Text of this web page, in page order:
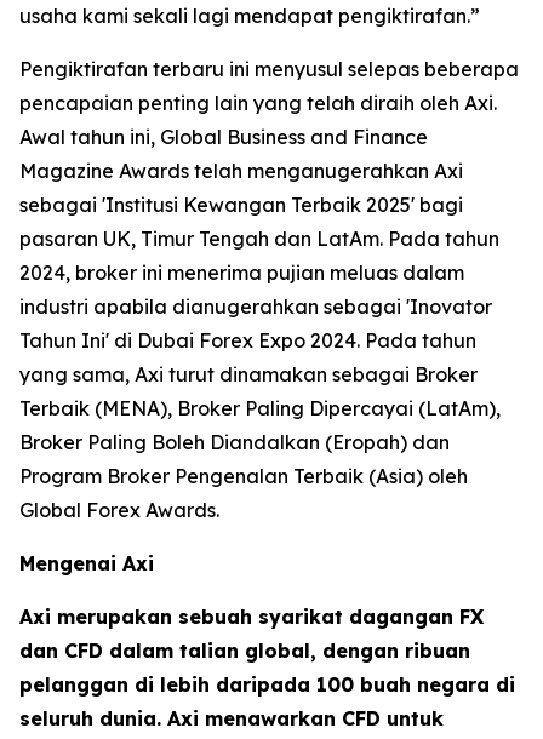
usaha kami sekali lagi mendapat pengiktirafan.”
Pengiktirafan terbaru ini menyusul selepas beberapa
pencapaian penting lain yang telah diraih oleh Axi.
Awal tahun ini, Global Business and Finance
Magazine Awards telah menganugerahkan Axi
sebagai 'Institusi Kewangan Terbaik 2025' bagi
pasaran UK, Timur Tengah dan LatAm. Pada tahun
2024, broker ini menerima pujian meluas dalam
industri apabila dianugerahkan sebagai 'Inovator
Tahun Ini' di Dubai Forex Expo 2024. Pada tahun
yang sama, Axi turut dinamakan sebagai Broker
Terbaik (MENA), Broker Paling Dipercayai (LatAm),
Broker Paling Boleh Diandalkan (Eropah) dan
Program Broker Pengenalan Terbaik (Asia) oleh
Global Forex Awards.
Mengenai Axi
Axi merupakan sebuah syarikat dagangan FX
dan CFD dalam talian global, dengan ribuan
pelanggan di lebih daripada 100 buah negara di
seluruh dunia. Axi menawarkan CFD untuk